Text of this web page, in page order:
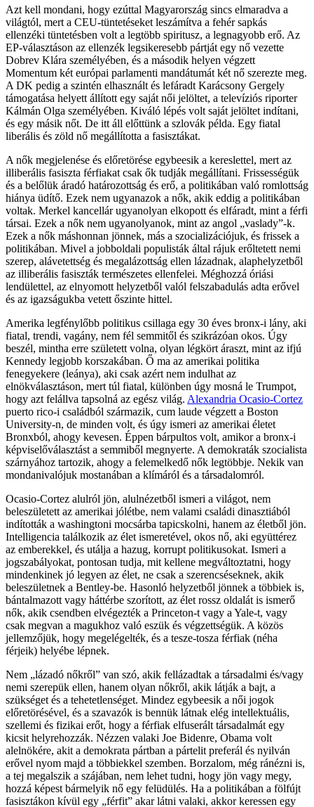
Azt kell mondani, hogy ezúttal Magyarország sincs elmaradva a
világtól, mert a CEU-tüntetéseket leszámítva a fehér sapkás
ellenzéki tüntetésben volt a legtöbb spiritusz, a legnagyobb erő. Az
EP-választáson az ellenzék legsikeresebb pártját egy nő vezette
Dobrev Klára személyében, és a második helyen végzett
Momentum két európai parlamenti mandátumát két nő szerezte meg.
A DK pedig a szintén elhasznált és lefáradt Karácsony Gergely
támogatása helyett állított egy saját női jelöltet, a televíziós riporter
Kálmán Olga személyében. Kiváló lépés volt saját jelöltet indítani,
és egy másik nőt. De itt áll előttünk a szlovák példa. Egy fiatal
liberális és zöld nő megállította a fasisztákat.
A nők megjelenése és előretörése egybeesik a kereslettel, mert az
illiberális fasiszta férfiakat csak ők tudják megállítani. Frissességük
és a belőlük áradó határozottság és erő, a politikában való romlottság
hiánya üdítő. Ezek nem ugyanazok a nők, akik eddig a politikában
voltak. Merkel kancellár ugyanolyan elkopott és elfáradt, mint a férfi
társai. Ezek a nők nem ugyanolyanok, mint az angol „vaslady”-k.
Ezek a nők máshonnan jönnek, más a szocializációjuk, és frissek a
politikában. Mivel a jobboldali populisták által rájuk erőltetett nemi
szerep, alávetettség és megalázottság ellen lázadnak, alaphelyzetből
az illiberális fasiszták természetes ellenfelei. Méghozzá óriási
lendülettel, az elnyomott helyzetből valól felszabadulás adta erővel
és az igazságukba vetett őszinte hittel.
Amerika legfénylőbb politikus csillaga egy 30 éves bronx-i lány, aki
fiatal, trendi, vagány, nem fél semmitől és szikrázóan okos. Úgy
beszél, mintha erre született volna, olyan légkört áraszt, mint az ifjú
Kennedy legjobb korszakában. Ő ma az amerikai politika
fenegyekere (leánya), aki csak azért nem indulhat az
elnökválasztáson, mert túl fiatal, különben úgy mosná le Trumpot,
hogy azt felállva tapsolná az egész világ. Alexandria Ocasio-Cortez
puerto rico-i családból származik, cum laude végzett a Boston
University-n, de minden volt, és úgy ismeri az amerikai életet
Bronxból, ahogy kevesen. Éppen bárpultos volt, amikor a bronx-i
képviselőválasztást a semmiből megnyerte. A demokraták szocialista
szárnyához tartozik, ahogy a felemelkedő nők legtöbbje. Nekik van
mondanivalójuk mostanában a klímáról és a társadalomról.
Ocasio-Cortez alulról jön, alulnézetből ismeri a világot, nem
beleszületett az amerikai jólétbe, nem valami családi dinasztiából
indították a washingtoni mocsárba tapicskolni, hanem az életből jön.
Intelligencia találkozik az élet ismeretével, okos nő, aki együttérez
az emberekkel, és utálja a hazug, korrupt politikusokat. Ismeri a
jogszabályokat, pontosan tudja, mit kellene megváltoztatni, hogy
mindenkinek jó legyen az élet, ne csak a szerencséseknek, akik
beleszületnek a Bentley-be. Hasonló helyzetből jönnek a többiek is,
bántalmazott vagy háttérbe szorított, az élet rossz oldalát is ismerő
nők, akik csendben elvégezték a Princeton-t vagy a Yale-t, vagy
csak megvan a magukhoz való eszük és végzettségük. A közös
jellemzőjük, hogy megelégelték, és a tesze-tosza férfiak (néha
férjeik) helyébe lépnek.
Nem „lázadó nőkről” van szó, akik fellázadtak a társadalmi és/vagy
nemi szerepük ellen, hanem olyan nőkről, akik látják a bajt, a
szükséget és a tehetetlenséget. Mindez egybeesik a női jogok
előretörésével, és a szavazók is bennük látnak elég intellektuális,
szellemi és fizikai erőt, hogy a férfiak elfuserált társadalmát egy
kicsit helyrehozzák. Nézzen valaki Joe Bidenre, Obama volt
alelnökére, akit a demokrata pártban a pártelit preferál és nyilván
erővel nyom majd a többiekkel szemben. Borzalom, még ránézni is,
a tej megalszik a szájában, nem lehet tudni, hogy jön vagy megy,
hozzá képest bármelyik nő egy felüdülés. Ha a politikában a fölfújt
fasisztákon kívül egy „férfit” akar látni valaki, akkor keressen egy